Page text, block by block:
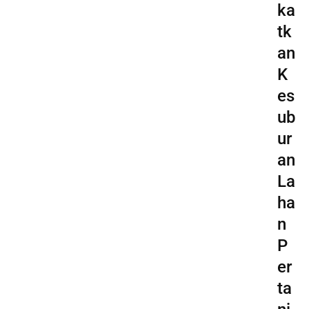
ka
tk
an
K
es
ub
ur
an
La
ha
n
P
er
ta